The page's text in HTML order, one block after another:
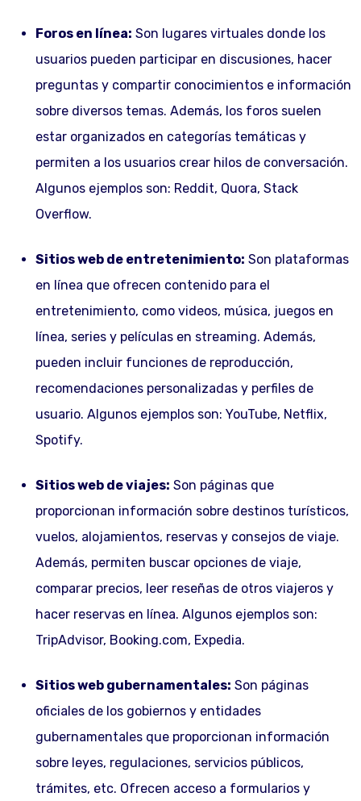
Foros en línea: Son lugares virtuales donde los
usuarios pueden participar en discusiones, hacer
preguntas y compartir conocimientos e información
sobre diversos temas. Además, los foros suelen
estar organizados en categorías temáticas y
permiten a los usuarios crear hilos de conversación.
Algunos ejemplos son: Reddit, Quora, Stack
Overflow.
Sitios web de entretenimiento: Son plataformas
en línea que ofrecen contenido para el
entretenimiento, como videos, música, juegos en
línea, series y películas en streaming. Además,
pueden incluir funciones de reproducción,
recomendaciones personalizadas y perfiles de
usuario. Algunos ejemplos son: YouTube, Netflix,
Spotify.
Sitios web de viajes: Son páginas que
proporcionan información sobre destinos turísticos,
vuelos, alojamientos, reservas y consejos de viaje.
Además, permiten buscar opciones de viaje,
comparar precios, leer reseñas de otros viajeros y
hacer reservas en línea. Algunos ejemplos son:
TripAdvisor, Booking.com, Expedia.
Sitios web gubernamentales: Son páginas
oficiales de los gobiernos y entidades
gubernamentales que proporcionan información
sobre leyes, regulaciones, servicios públicos,
trámites, etc. Ofrecen acceso a formularios y